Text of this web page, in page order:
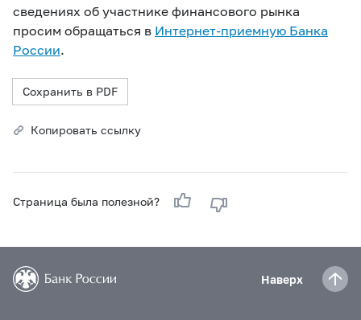
сведениях об участнике финансового рынка
просим обращаться в Интернет-приемную Банка
России.
Сохранить в PDF
Копировать ссылку
Страница была полезной?
Наверх